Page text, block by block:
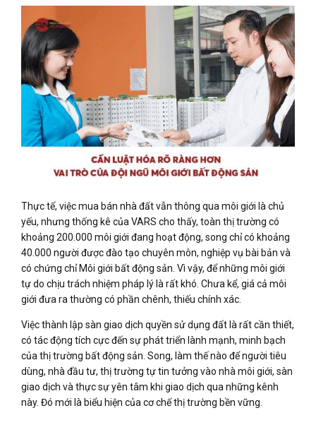
Thực tế, việc mua bán nhà đất vẫn thông qua môi giới là chủ
yếu, nhưng thống kê của VARS cho thấy, toàn thị trường có
khoảng 200.000 môi giới đang hoạt động, song chỉ có khoảng
40.000 người được đào tạo chuyên môn, nghiệp vụ bài bản và
có chứng chỉ Môi giới bất động sản. Vì vậy, để những môi giới
tự do chịu trách nhiệm pháp lý là rất khó. Chưa kể, giá cả môi
giới đưa ra thường có phần chênh, thiếu chính xác.
Việc thành lập sàn giao dịch quyền sử dụng đất là rất cần thiết,
có tác động tích cực đến sự phát triển lành mạnh, minh bạch
của thị trường bất động sản. Song, làm thế nào để người tiêu
dùng, nhà đầu tư, thị trường tự tin tưởng vào nhà môi giới, sàn
giao dịch và thực sự yên tâm khi giao dịch qua những kênh
này. Đó mới là biểu hiện của cơ chế thị trường bền vững.